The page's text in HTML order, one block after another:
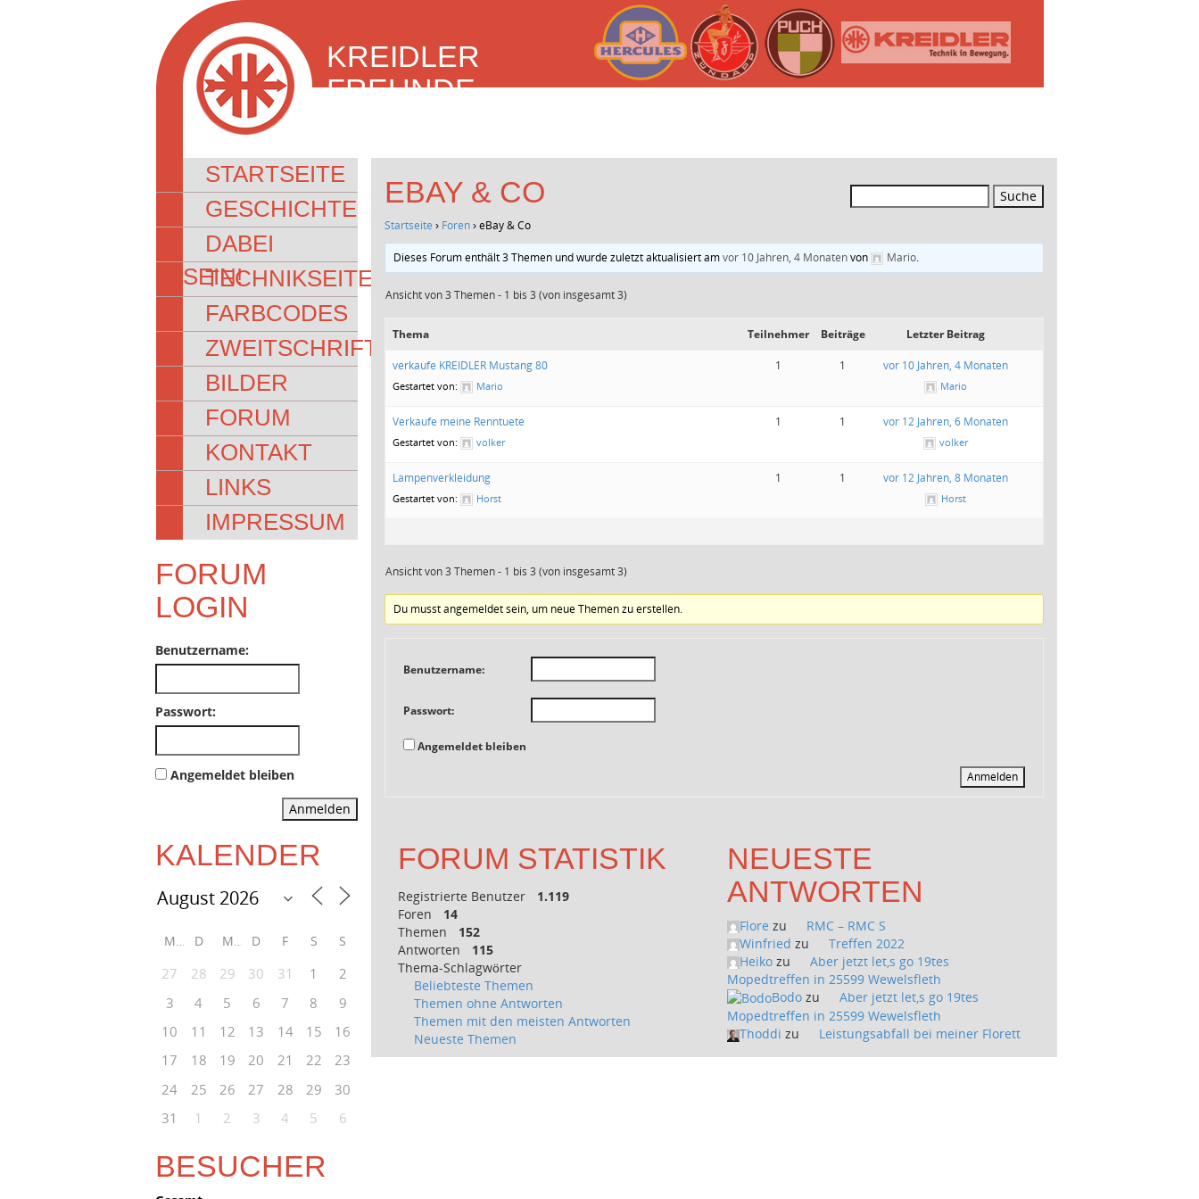
KREIDLER
FREUNDE
STARTSEITE
GESCHICHTE
DABEI
SEIN!
TECHNIKSEITEN
FARBCODES
ZWEITSCHRIFT
BILDER
FORUM
KONTAKT
LINKS
IMPRESSUM
FORUM
LOGIN
Benutzername:
Passwort:
Angemeldet bleiben
Anmelden
KALENDER
M D M D F S S
27 28 29 30 31 1
2
3
4 5 6 7 8
9
10
11 12 13 14 15
16
17
18 19 20 21 22
23
24
25 26 27 28 29
30
31
1 2 3 4 5 6
BESUCHER
Suchen
nach:
EBAY & CO
Startseite › Foren › eBay & Co
Dieses Forum enthält 3 Themen und wurde zuletzt aktualisiert amvor 10 Jahren, 4 Monatenvon Mario.
Ansicht von 3 Themen - 1 bis 3 (von insgesamt 3)
Thema Teilnehmer Beiträge Letzter Beitrag
verkaufe KREIDLER Mustang 80
Gestartet von: Mario
1 1 vor 10 Jahren, 4 Monaten
Mario
Verkaufe meine Renntuete
Gestartet von: volker
1 1 vor 12 Jahren, 6 Monaten
volker
Lampenverkleidung
Gestartet von: Horst
1 1 vor 12 Jahren, 8 Monaten
Horst
Ansicht von 3 Themen - 1 bis 3 (von insgesamt 3)
Du musst angemeldet sein, um neue Themen zu erstellen.
Benutzername:
Passwort:
Angemeldet bleiben
Anmelden
FORUM STATISTIK
Registrierte Benutzer
1.119
Foren
14
Themen
152
Antworten
115
Thema-Schlagwörter
Beliebteste Themen
Themen ohne Antworten
Themen mit den meisten Antworten
Neueste Themen
NEUESTE
ANTWORTEN
Flore zu
RMC – RMC S
Winfried zu
Treffen 2022
Heiko zu
Aber jetzt let,s go 19tes
Mopedtreffen in 25599 Wewelsfleth
Bodo zu
Aber jetzt let,s go 19tes
Mopedtreffen in 25599 Wewelsfleth
Thoddi zu Leistungsabfall bei meiner Florett